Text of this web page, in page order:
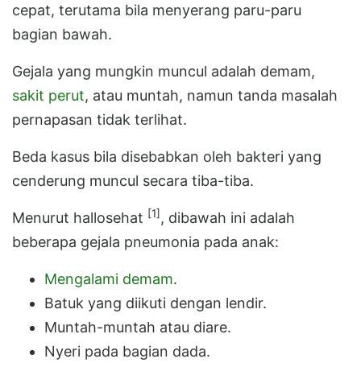
cepat, terutama bila menyerang paru-paru
bagian bawah.
Gejala yang mungkin muncul adalah demam,
sakit perut, atau muntah, namun tanda masalah
pernapasan tidak terlihat.
Beda kasus bila disebabkan oleh bakteri yang
cenderung muncul secara tiba-tiba.
Menurut hallosehat [1] , dibawah ini adalah
beberapa gejala pneumonia pada anak:
Mengalami demam.
Batuk yang diikuti dengan lendir.
Muntah-muntah atau diare.
Nyeri pada bagian dada.